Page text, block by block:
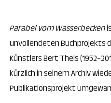
Parabel vom Wasserbecken
unvollendeten Buchprojekts
Künstlers Bert Theis
kürzlich in seinem Archiv
Publikationsprojekt